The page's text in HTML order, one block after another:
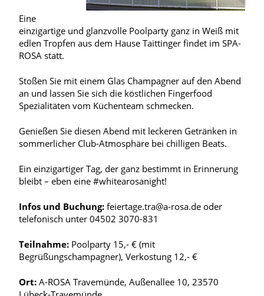
Eine
einzigartige und glanzvolle Poolparty ganz in Weiß mit
edlen Tropfen aus dem Hause Taittinger findet im SPA-
ROSA statt.
Stoßen Sie mit einem Glas Champagner auf den Abend
an und lassen Sie sich die köstlichen Fingerfood
Spezialitäten vom Küchenteam schmecken.
Genießen Sie diesen Abend mit leckeren Getränken in
sommerlicher Club-Atmosphäre bei chilligen Beats.
Ein einzigartiger Tag, der ganz bestimmt in Erinnerung
bleibt – eben eine #whitearosanight!
Infos und Buchung: feiertage.tra@a-rosa.de oder
telefonisch unter 04502 3070-831
Teilnahme: Poolparty 15,- € (mit
Begrüßungschampagner), Verkostung 12,- €
Ort: A-ROSA Travemünde, Außenallee 10, 23570